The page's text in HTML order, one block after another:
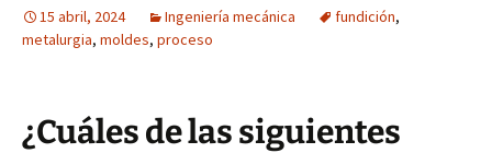
15 abril, 2024 Ingeniería mecánica fundición,
metalurgia, moldes, proceso
¿Cuáles de las siguientes